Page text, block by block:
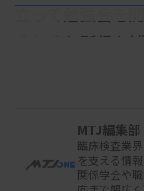
立って勉強会を
それぞれ所信を
MTJ編集部
臨床検査業
を支える情
関係学会や